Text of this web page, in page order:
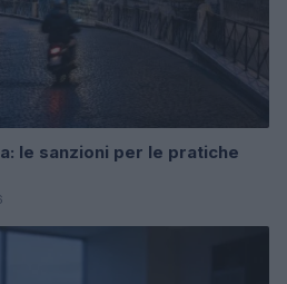
le sanzioni per le pratiche